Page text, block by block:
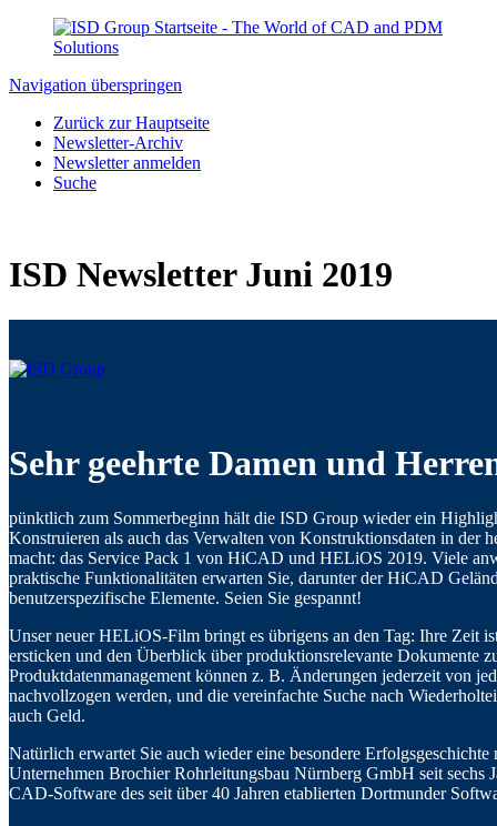
Navigation überspringen
Zurück zur Hauptseite
Newsletter-Archiv
Newsletter anmelden
Suche
ISD Newsletter Juni 2019
Sehr geehrte Damen und
pünktlich zum Sommerbeginn hält die ISD Group wieder ein
Konstruieren als auch das Verwalten von Konstruktionsdaten in der
macht: das Service Pack 1 von HiCAD und HELiOS 2019. Viele
praktische Funktionalitäten erwarten Sie, darunter der HiCAD
benutzerspezifische Elemente. Seien Sie gespannt!
Unser neuer HELiOS-Film bringt es übrigens an den Tag: Ihre Zeit
ersticken und den Überblick über produktionsrelevante Dokumente
Produktdatenmanagement können z. B. Änderungen jederzeit von
nachvollzogen werden, und die vereinfachte Suche nach
auch Geld.
Natürlich erwartet Sie auch wieder eine besondere
Unternehmen Brochier Rohrleitungsbau Nürnberg GmbH seit sechs
CAD-Software des seit über 40 Jahren etablierten Dortmunder